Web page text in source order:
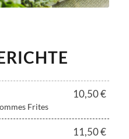
10,50 €
Frites
11,50 €